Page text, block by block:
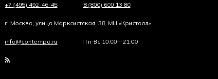
+7 (495) 492-46-45 8 (800) 600 13 80
г. Москва, улица Марксистская, 38, МЦ «Кристалл»
info@contempo.ru Пн-Вс 10:00—21:00